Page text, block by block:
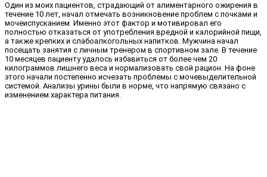
Один из моих пациентов, страдающий от алиментарного ожирения в
течение 10 лет, начал отмечать возникновение проблем с почками и
мочеиспусканием. Именно этот фактор и мотивировал его
полностью отказаться от употребления вредной и калорийной пищи,
а также крепких и слабоалкогольных напитков. Мужчина начал
посещать занятия с личным тренером в спортивном зале. В течение
10 месяцев пациенту удалось избавиться от более чем 20
килограммов лишнего веса и нормализовать свой рацион. На фоне
этого начали постепенно исчезать проблемы с мочевыделительной
системой. Анализы урины были в норме, что напрямую связано с
изменением характера питания.